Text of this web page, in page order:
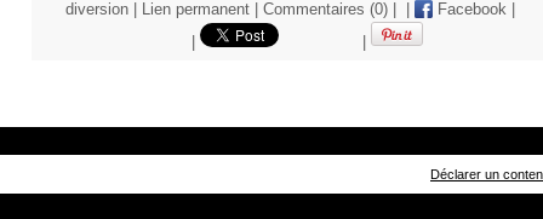
diversion
Lien permanent Commentaires (0) Facebook
Déclarer un